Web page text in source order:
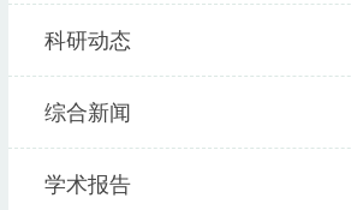
科研动态
综合新闻
学术报告